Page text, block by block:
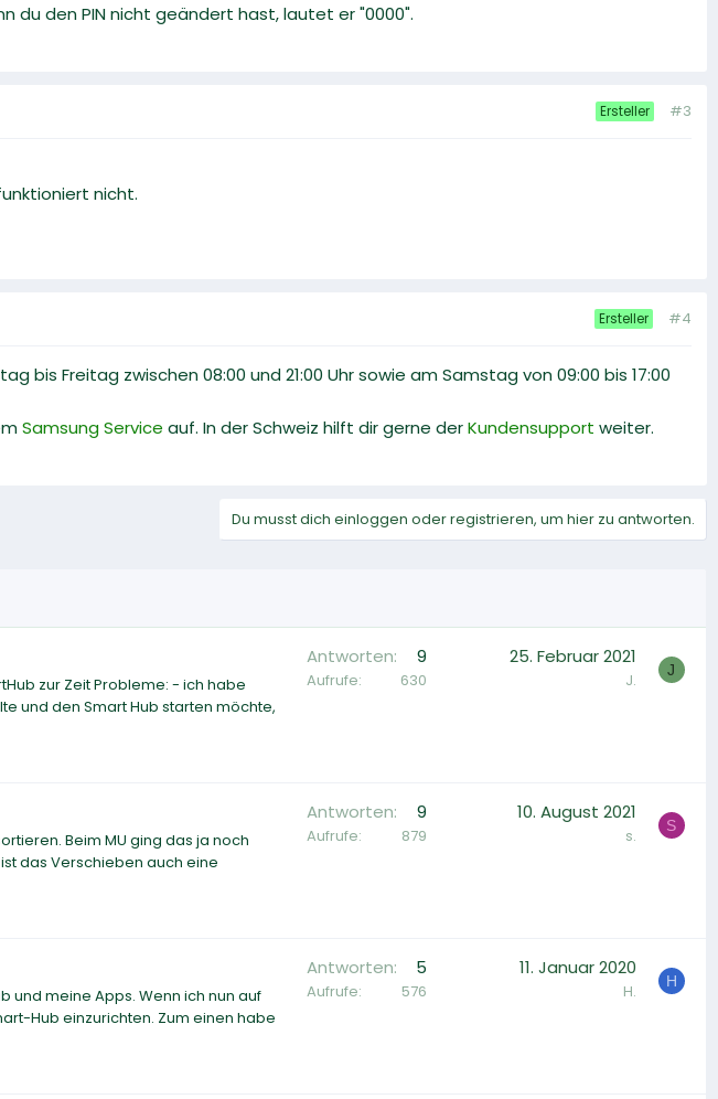
du den PIN nicht geändert hast, lautet er "0000".
Ersteller #3
nicht.
Ersteller #4
bis Freitag zwischen 08:00 und 21:00 Uhr sowie am Samstag von 09:00 bis 17:00
Samsung Service auf. In der Schweiz hilft dir gerne derKundensupport weiter.
Du musst dich einloggen oder registrieren, um hier zu antworten.
zur Zeit Probleme: - ich habe
und den Smart Hub starten möchte,
Antworten 9
Aufrufe 630
25. Februar 2021
J. J
Beim MU ging das ja noch
das Verschieben auch eine
Antworten 9
Aufrufe 879
10. August 2021
s. S
und meine Apps. Wenn ich nun auf
Hub einzurichten. Zum einen habe
Antworten 5
Aufrufe 576
11. Januar 2020
H. H